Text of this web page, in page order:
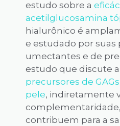
estudo sobre a
acetilglucosamina
hialurônico é
e estudado por suas
umectantes e de
estudo que discute a
precursores de
pele, indiretamente
contribuem para a